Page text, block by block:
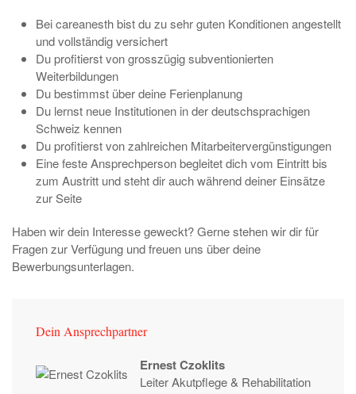
Bei careanesth bist du zu sehr guten Konditionen angestellt
und vollständig versichert
Du profitierst von grosszügig subventionierten
Weiterbildungen
Du bestimmst über deine Ferienplanung
Du lernst neue Institutionen in der deutschsprachigen
Schweiz kennen
Du profitierst von zahlreichen Mitarbeitervergünstigungen
Eine feste Ansprechperson begleitet dich vom Eintritt bis
zum Austritt und steht dir auch während deiner Einsätze
zur Seite
Haben wir dein Interesse geweckt? Gerne stehen wir dir für
Fragen zur Verfügung und freuen uns über deine
Bewerbungsunterlagen.
Dein Ansprechpartner
Ernest Czoklits
Leiter Akutpflege & Rehabilitation